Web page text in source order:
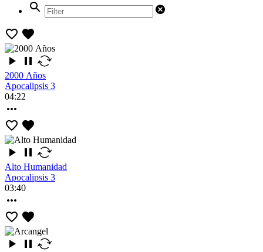
2000 Años
Apocalipsis 3
04:22
Alto Humanidad
Apocalipsis 3
03:40